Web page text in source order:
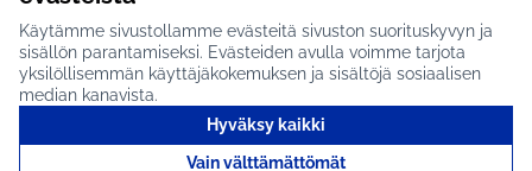
Käytämme sivustollamme evästeitä sivuston suorituskyvyn ja
sisällön parantamiseksi. Evästeiden avulla voimme tarjota
yksilöllisemmän käyttäjäkokemuksen ja sisältöjä sosiaalisen
median kanavista.
Hyväksy kaikki
Vain välttämättömät
Tuusulan osallistumisalusta X-palvelussa